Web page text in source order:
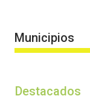
Municipios
Destacados